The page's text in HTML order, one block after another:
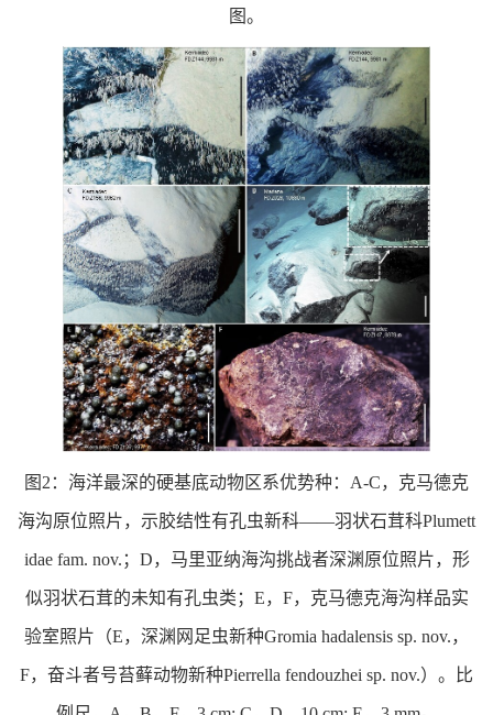
图。
图2：海洋最深的硬基底动物区系优势种：A-C，克马德克
海沟原位照片，示胶结性有孔虫新科——羽状石茸科Plumett
idae fam. nov.；D，马里亚纳海沟挑战者深渊原位照片，形
似羽状石茸的未知有孔虫类；E，F，克马德克海沟样品实
验室照片（E，深渊网足虫新种Gromia hadalensis sp. nov.，
F，奋斗者号苔藓动物新种Pierrella fendouzhei sp. nov.）。比